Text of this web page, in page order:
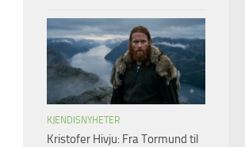
KJENDISNYHETER
Kristofer Hivju: Fra Tormund til